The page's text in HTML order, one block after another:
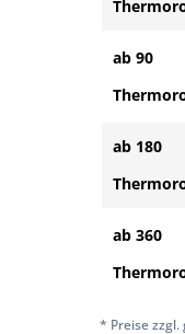
ab 90
ab 180
ab 360
* Preise